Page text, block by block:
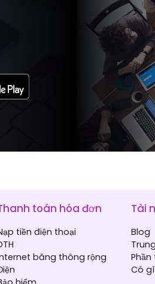
toán hóa đơn
tiền điện thoại
băng thông rộng
Tài
Blog
Có